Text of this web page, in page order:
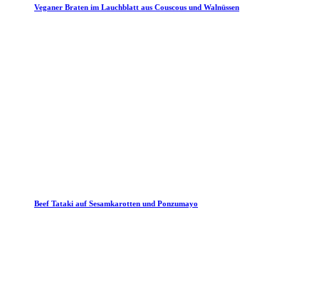
Veganer Braten im Lauchblatt aus Couscous und Walnüssen
Beef Tataki auf Sesamkarotten und Ponzumayo